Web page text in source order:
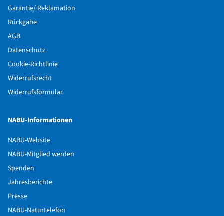
Garantie/ Reklamation
Rückgabe
AGB
Datenschutz
Cookie-Richtlinie
Widerrufsrecht
Widerrufsformular
NABU-Informationen
NABU-Website
NABU-Mitglied werden
Spenden
Jahresberichte
Presse
NABU-Naturtelefon